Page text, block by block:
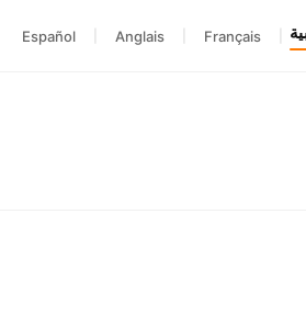
Français
Anglais
Español